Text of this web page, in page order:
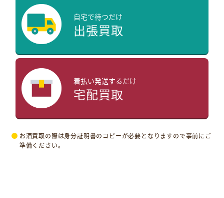
自宅で待つだけ
出張買取
着払い発送するだけ
宅配買取
お酒買取の際は身分証明書のコピーが必要となりますので事前にご
準備ください。